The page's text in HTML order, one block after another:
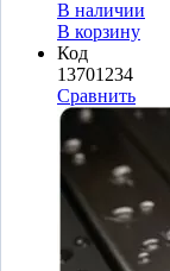
В наличии
В корзину
Код
13701234
Сравнить